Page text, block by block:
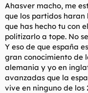
Ahasver macho, me
que los partidos haran
que has hecho tu con
politizarlo a tope. No
Y eso de que españa
gran conocimiento de
alemania y yo en
avanzadas que la
vive en ninguno de los